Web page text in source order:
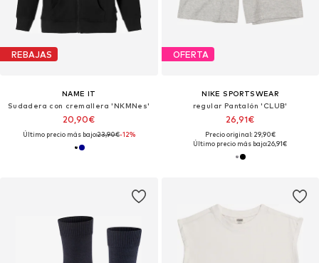
REBAJAS
NAME IT
Sudadera con cremallera 'NKMNes'
20,90€
Último precio más bajo:23,90€-12%
OFERTA
NIKE SPORTSWEAR
regular Pantalón 'CLUB'
26,91€
Precio original: 29,90€
Último precio más bajo:26,91€